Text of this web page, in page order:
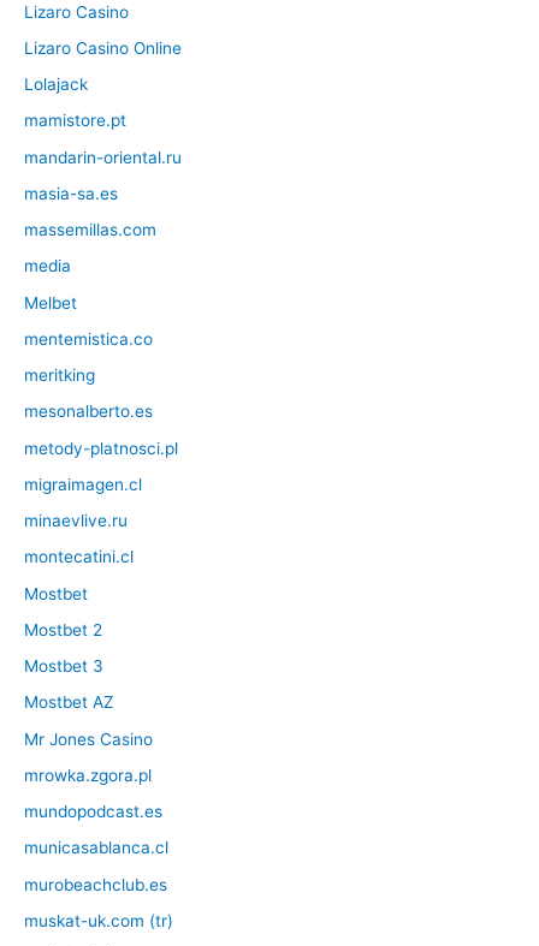
Lizaro Casino
Lizaro Casino Online
Lolajack
mamistore.pt
mandarin-oriental.ru
masia-sa.es
massemillas.com
media
Melbet
mentemistica.co
meritking
mesonalberto.es
metody-platnosci.pl
migraimagen.cl
minaevlive.ru
montecatini.cl
Mostbet
Mostbet 2
Mostbet 3
Mostbet AZ
Mr Jones Casino
mrowka.zgora.pl
mundopodcast.es
municasablanca.cl
murobeachclub.es
muskat-uk.com (tr)